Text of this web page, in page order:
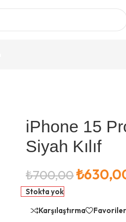
iPhone 15
Siyah Kılıf
₺700,00₺
Stokta yok
Karşılaştırma